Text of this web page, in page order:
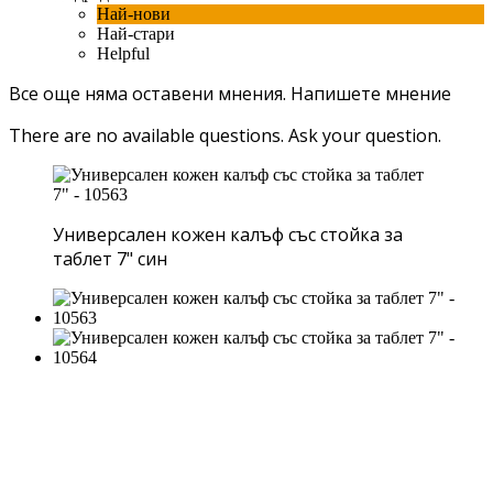
Най-нови
Най-стари
Helpful
Все още няма оставени мнения. Напишете мнение
There are no available questions. Ask your question.
Универсален кожен калъф със стойка за
таблет 7" син